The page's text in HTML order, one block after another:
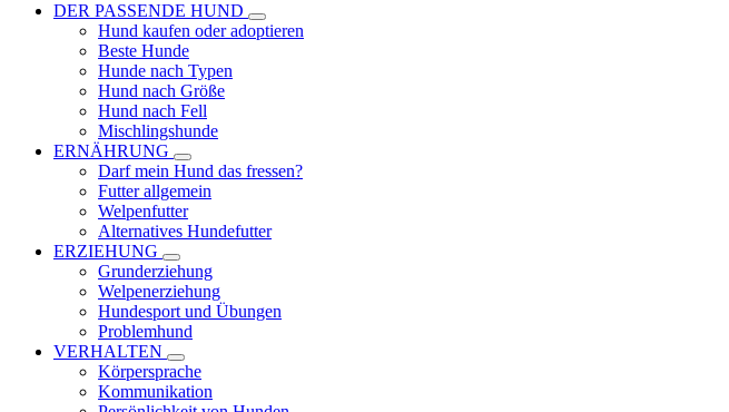
DER PASSENDE HUND
Hund kaufen oder adoptieren
Beste Hunde
Hunde nach Typen
Hund nach Größe
Hund nach Fell
Mischlingshunde
ERNÄHRUNG
Darf mein Hund das fressen?
Futter allgemein
Welpenfutter
Alternatives Hundefutter
ERZIEHUNG
Grunderziehung
Welpenerziehung
Hundesport und Übungen
Problemhund
VERHALTEN
Körpersprache
Kommunikation